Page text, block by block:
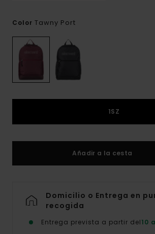
Color Tawny Port
1SZ
Añadir a la cesta
Domicilio o Entrega en
recogida
Entrega prevista a partir del10